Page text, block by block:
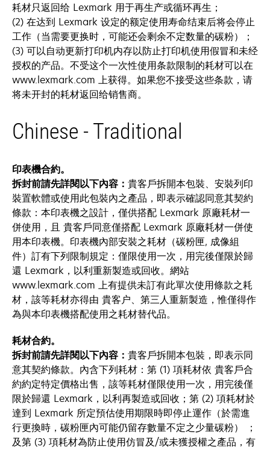
耗材只返回给 Lexmark 用于再生产或循环再生；
(2) 在达到 Lexmark 设定的额定使用寿命结束后将会停止
工作（当需要更换时，可能还会剩余不定数量的碳粉）；
(3) 可以自动更新打印机内存以防止打印机使用假冒和未经
授权的产品。不受这个一次性使用条款限制的耗材可以在
www.lexmark.com 上获得。如果您不接受这些条款，请
将未开封的耗材返回给销售商。
Chinese - Traditional
印表機合約。
拆封前請先詳閱以下內容： 貴客戶拆開本包裝、安裝列印
裝置軟體或使用此包裝內之產品，即表示確認同意其契約
條款：本印表機之設計，僅供搭配 Lexmark 原廠耗材一
併使用，且 貴客戶同意僅搭配 Lexmark 原廠耗材一併使
用本印表機。印表機內部安裝之耗材（碳粉匣, 成像組
件）訂有下列限制規定：僅限使用一次，用完後僅限於歸
還 Lexmark，以利重新製造或回收。網站
www.lexmark.com 上有提供未訂有此單次使用條款之耗
材，該等耗材亦得由 貴客户、第三人重新製造，惟僅得作
為與本印表機搭配使用之耗材替代品。
耗材合約。
拆封前請先詳閱以下內容： 貴客戶拆開本包裝，即表示同
意其契約條款。內含下列耗材：第 (1) 項耗材依 貴客戶合
約約定特定價格出售，該等耗材僅限使用一次，用完後僅
限於歸還 Lexmark，以利再製造或回收；第 (2) 項耗材於
達到 Lexmark 所定預估使用期限時即停止運作（於需進
行更換時，碳粉匣內可能仍留存數量不定之少量碳粉） ；
及第 (3) 項耗材為防止使用仿冒及/或未獲授權之產品，有